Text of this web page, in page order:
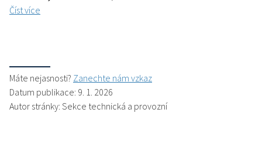
Číst více
Máte nejasnosti? Zanechte nám vzkaz
Datum publikace: 9. 1. 2026
Autor stránky: Sekce technická a provozní